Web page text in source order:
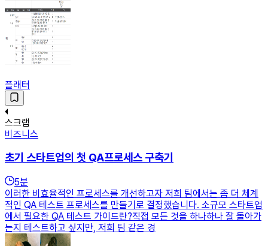
플래터
스크랩
비즈니스
초기 스타트업의 첫 QA프로세스 구축기
5분
이러한 비효율적인 프로세스를 개선하고자 저희 팀에서는 좀 더 체계
적인 QA 테스트 프로세스를 만들기로 결정했습니다. 소규모 스타트업
에서 필요한 QA 테스트 가이드란?직접 모든 것을 하나하나 잘 돌아가
는지 테스트하고 싶지만, 저희 팀 같은 경